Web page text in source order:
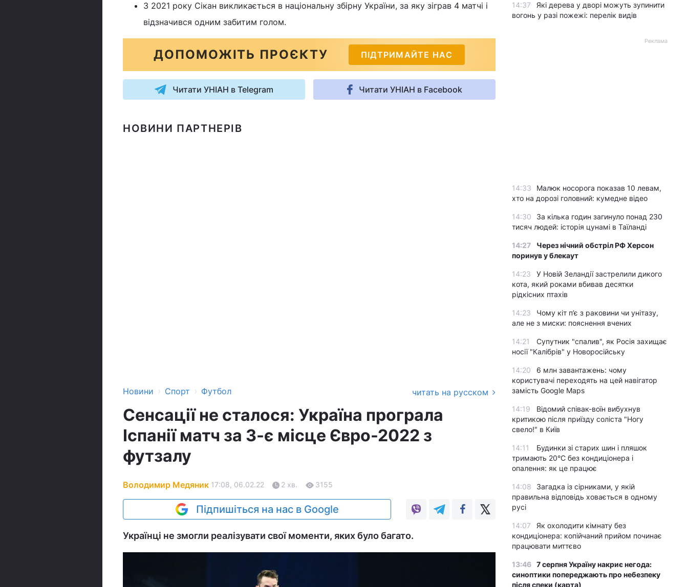
З 2021 року Сікан викликається в національну збірну України, за яку зіграв 4 матчі і
відзначився одним забитим голом.
ДОПОМОЖІТЬ ПРОЄКТУ ПІДТРИМАЙТЕ НАС
Читати УНІАН в Telegram Читати УНІАН в Facebook
НОВИНИ ПАРТНЕРІВ
Новини › Спорт › Футбол читать на русском
Сенсації не сталося: Україна програла
Іспанії матч за 3-є місце Євро-2022 з
футзалу
Володимир Медяник 17:08, 06.02.22 2 хв. 3155
Підпишіться на нас в Google
Українці не змогли реалізувати свої моменти, яких було багато.
14:37
Які дерева у дворі можуть зупинити
вогонь у разі пожежі: перелік видів
Реклама
14:33
Малюк носорога показав 10 левам,
хто на дорозі головний: кумедне відео
14:30
За кілька годин загинуло понад 230
тисяч людей: історія цунамі в Таїланді
14:27
Через нічний обстріл РФ Херсон
поринув у блекаут
14:23
У Новій Зеландії застрелили дикого
кота, який роками вбивав десятки
рідкісних птахів
14:23
Чому кіт п’є з раковини чи унітазу,
але не з миски: пояснення вчених
14:21
Супутник "спалив", як Росія захищає
носії "Калібрів" у Новоросійську
14:20
6 млн завантажень: чому
користувачі переходять на цей навігатор
замість Google Maps
14:19
Відомий співак-воїн вибухнув
критикою після приїзду соліста "Ногу
свело!" в Київ
14:11
Будинки зі старих шин і пляшок
тримають 20°C без кондиціонера і
опалення: як це працює
14:08
Загадка із сірниками, у якій
правильна відповідь ховається в одному
русі
14:07
Як охолодити кімнату без
кондиціонера: копійчаний прийом починає
працювати миттєво
13:46 7 серпня Україну накриє негода:
синоптики попереджають про небезпеку
після спеки (карта)